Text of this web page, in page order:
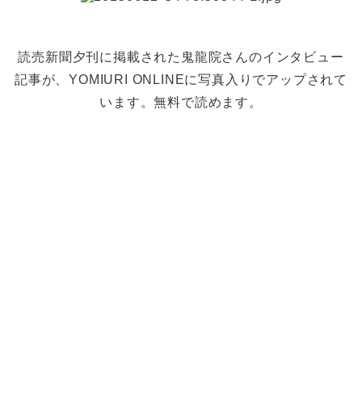
読売新聞夕刊に掲載された鬼龍院さんのインタビュー
記事が、YOMIURI ONLINEに写真入りでアップされて
います。無料で読めます。